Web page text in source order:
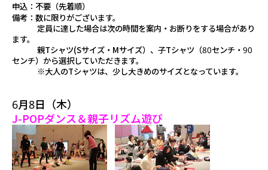
申込：不要（先着順）
備考：数に限りがございます。
定員に達した場合は次の時間を案内・お断りをする場合があり
ます。
親Tシャツ(Sサイズ・Mサイズ）、子Tシャツ（80センチ・90
センチ）から選択していただきます。
※大人のTシャツは、少し大きめのサイズとなっています。
6月8日（木）
J-POPダンス＆親子リズム遊び